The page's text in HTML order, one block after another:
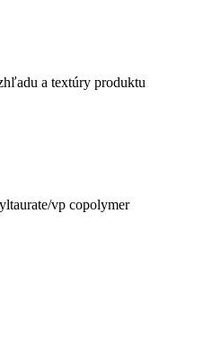
a textúry produktu
​vp copolymer